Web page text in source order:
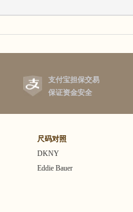
支付宝担保交易
保证资金安全
尺码对照
DKNY
Eddie Bauer